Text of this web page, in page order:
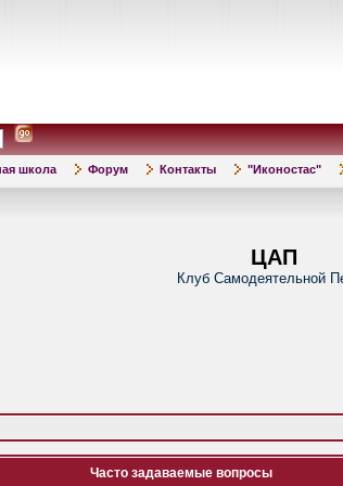
школа Форум Контакты "Иконостас"
ЦАП
Клуб Самодеятельной
Часто задаваемые вопросы